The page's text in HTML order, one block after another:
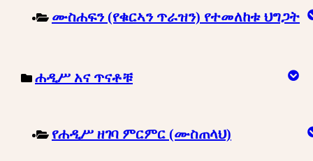
ሙስሐፍን (የቁርኣን ጥራዝን) የተመለከቱ ህግጋት
ሐዲሥ አና ጥናቶቹ
የሐዲሥ ዘገባ ምርምር (ሙስጠላህ)